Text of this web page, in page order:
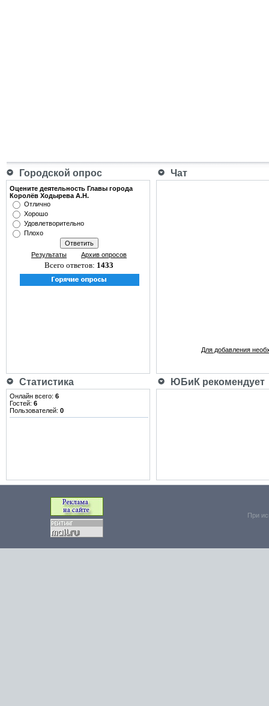
Городской опрос Чат
Оцените деятельность Главы города
Королёв Ходырева А.Н.
Отлично
Хорошо
Удовлетворительно
Плохо
Результаты Архив опросов
Всего ответов: 1433
Для добавления
Статистика ЮБиК рекомендует
Онлайн всего: 6
Гостей: 6
Пользователей: 0
При